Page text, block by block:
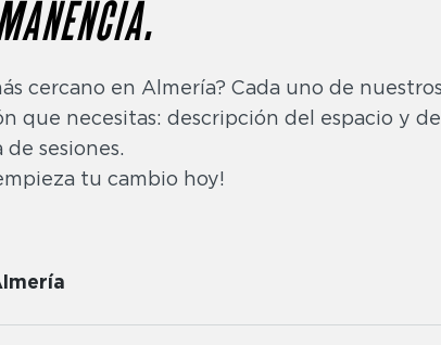
cercano en Almería? Cada uno de
que necesitas: descripción del espacio y de
sesiones.
tu cambio hoy!